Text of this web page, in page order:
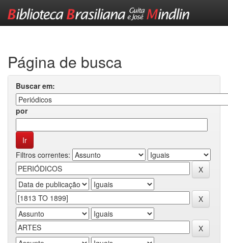
Página de busca
Buscar em:
por
Filtros correntes: